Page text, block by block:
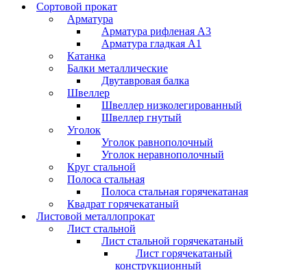
Сортовой прокат
Арматура
Арматура рифленая А3
Арматура гладкая А1
Катанка
Балки металлические
Двутавровая балка
Швеллер
Швеллер низколегированный
Швеллер гнутый
Уголок
Уголок равнополочный
Уголок неравнополочный
Круг стальной
Полоса стальная
Полоса стальная горячекатаная
Квадрат горячекатаный
Листовой металлопрокат
Лист стальной
Лист стальной горячекатаный
Лист горячекатаный
конструкционный